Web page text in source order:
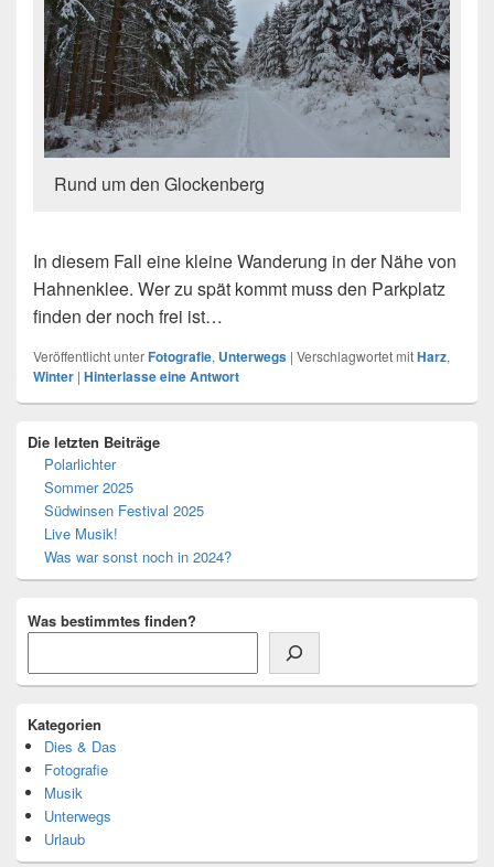
Rund um den Glockenberg
In diesem Fall eine kleine Wanderung in der Nähe von
Hahnenklee. Wer zu spät kommt muss den Parkplatz
finden der noch frei ist…
Veröffentlicht unterFotografie, Unterwegs | Verschlagwortet mitHarz,
Winter | Hinterlasse eine Antwort
Seitenleisten-
Widgetbereich
Die letzten Beiträge
Polarlichter
Sommer 2025
Südwinsen Festival 2025
Live Musik!
Was war sonst noch in 2024?
Was bestimmtes finden?
Kategorien
Dies & Das
Fotografie
Musik
Unterwegs
Urlaub